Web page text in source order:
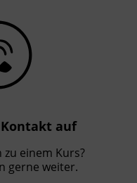
auf
zu einem Kurs?
gerne weiter.